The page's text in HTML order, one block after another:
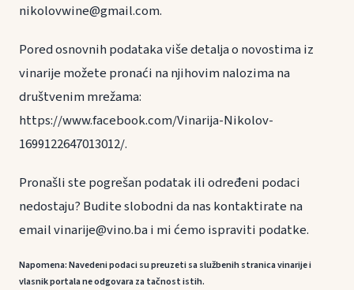
nikolovwine@gmail.com.
Pored osnovnih podataka više detalja o novostima iz
vinarije možete pronaći na njihovim nalozima na
društvenim mrežama:
https://www.facebook.com/Vinarija-Nikolov-
1699122647013012/.
Pronašli ste pogrešan podatak ili određeni podaci
nedostaju? Budite slobodni da nas kontaktirate na
email vinarije@vino.ba i mi ćemo ispraviti podatke.
Napomena: Navedeni podaci su preuzeti sa službenih stranica vinarije i
vlasnik portala ne odgovara za tačnost istih.